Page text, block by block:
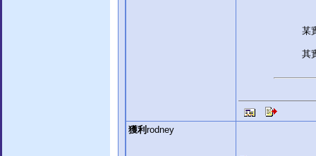
某
其
獲利 rodney